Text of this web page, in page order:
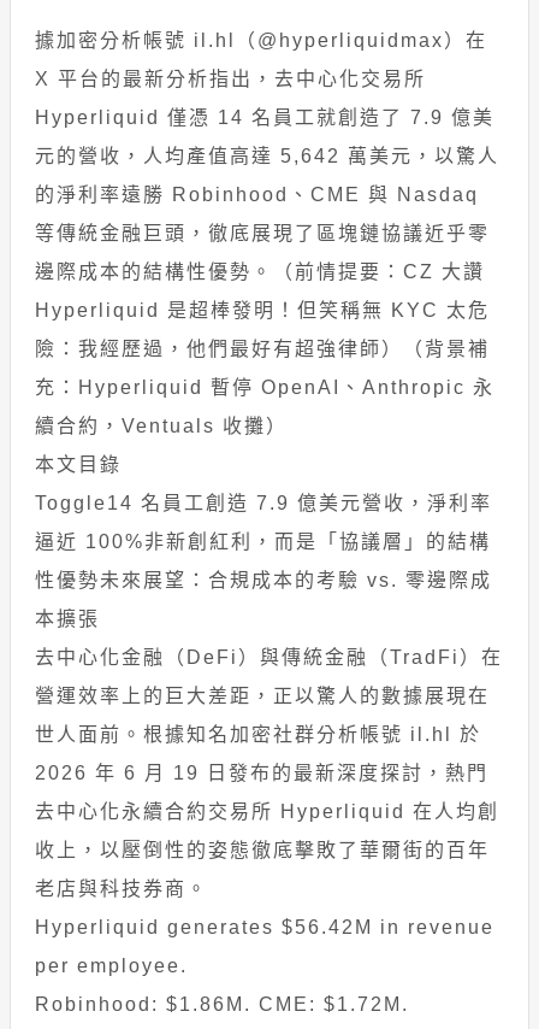
據加密分析帳號 il.hl（@hyperliquidmax）在
X 平台的最新分析指出，去中心化交易所
Hyperliquid 僅憑 14 名員工就創造了 7.9 億美
元的營收，人均產值高達 5,642 萬美元，以驚人
的淨利率遠勝 Robinhood、CME 與 Nasdaq
等傳統金融巨頭，徹底展現了區塊鏈協議近乎零
邊際成本的結構性優勢。（前情提要：CZ 大讚
Hyperliquid 是超棒發明！但笑稱無 KYC 太危
險：我經歷過，他們最好有超強律師）（背景補
充：Hyperliquid 暫停 OpenAI、Anthropic 永
續合約，Ventuals 收攤）
本文目錄
Toggle14 名員工創造 7.9 億美元營收，淨利率
逼近 100%非新創紅利，而是「協議層」的結構
性優勢未來展望：合規成本的考驗 vs. 零邊際成
本擴張
去中心化金融（DeFi）與傳統金融（TradFi）在
營運效率上的巨大差距，正以驚人的數據展現在
世人面前。根據知名加密社群分析帳號 il.hl 於
2026 年 6 月 19 日發布的最新深度探討，熱門
去中心化永續合約交易所 Hyperliquid 在人均創
收上，以壓倒性的姿態徹底擊敗了華爾街的百年
老店與科技券商。
Hyperliquid generates $56.42M in revenue
per employee.
Robinhood: $1.86M. CME: $1.72M.